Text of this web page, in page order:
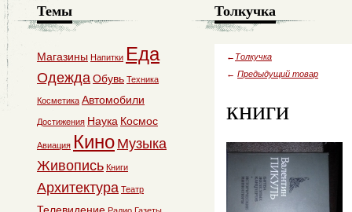
Толкучка
← Толкучка
← Предыдущий товар
книги
Темы
Магазины Напитки Еда
ОдеждаОбувь Техника
Косметика Автомобили
Достижения Наука Космос
Авиация Кино Музыка
Живопись Книги
Архитектура Театр